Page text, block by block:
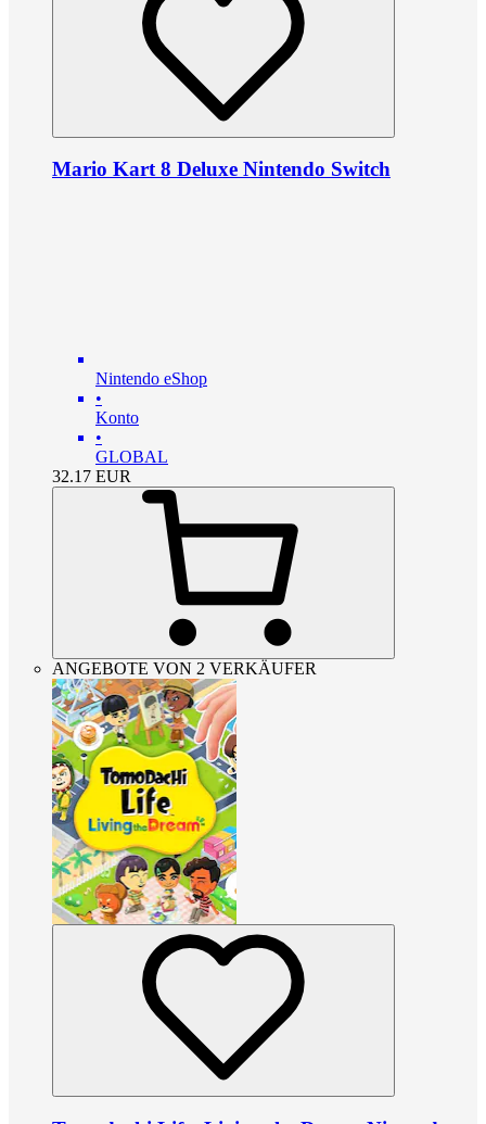
Mario Kart 8 Deluxe Nintendo Switch
Nintendo eShop
•
Konto
•
GLOBAL
32.17 EUR
ANGEBOTE VON 2 VERKÄUFER